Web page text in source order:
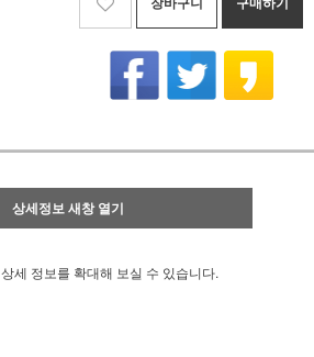
상세정보 새창 열기
상세 정보를 확대해 보실 수 있습니다.